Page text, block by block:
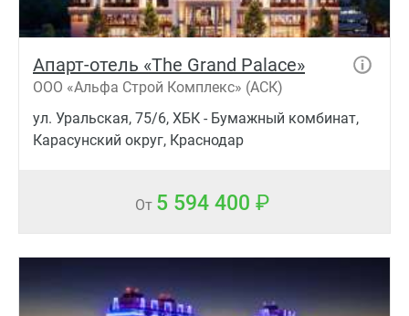
Апарт-отель «The Grand Palace»
ООО «Альфа Строй Комплекс» (АСК)
ул. Уральская, 75/6, ХБК - Бумажный комбинат,
Карасунский округ, Краснодар
От 5 594 400